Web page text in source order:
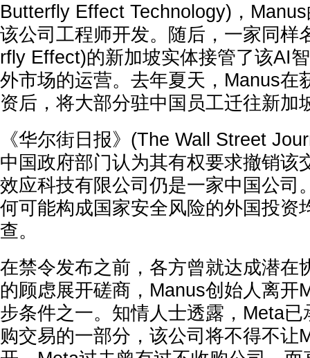
Butterfly Effect Technology)，
该公司工程师开发。随后，一家同样
rfly Effect)的新加坡实体接管了该AI
外市场的运营。去年夏天，Manus在
资后，将大部分驻中国员工迁往新加
《华尔街日报》(The Wall Street
中国政府部门认为其有权要求撤销该
效应科技有限公司仍是一家中国公司
何可能构成国家安全风险的外国投资
查。
在禁令发布之前，各方曾就达成潜在
的顾虑展开磋商，Manus创始人离开
步条件之一。知情人士透露，Meta
购交易的一部分，该公司将不得不让